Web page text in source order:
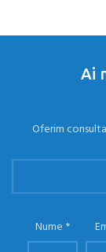
Ai
Oferim
Nume